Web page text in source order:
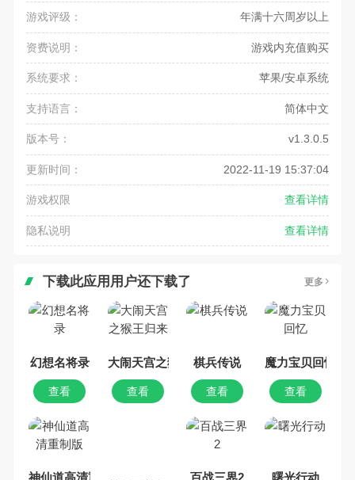
游戏评级： 年满十六周岁以上
资费说明： 游戏内充值购买
系统要求： 苹果/安卓系统
支持语言： 简体中文
版本号： v1.3.0.5
更新时间： 2022-11-19 15:37:04
游戏权限 查看详情
隐私说明 查看详情
下载此应用用户还下载了 更多
幻想名将录
查看
大闹天宫之猴王归来
查看
棋兵传说
查看
魔力宝贝回忆
查看